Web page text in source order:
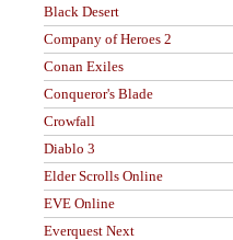
Black Desert
Company of Heroes 2
Conan Exiles
Conqueror's Blade
Crowfall
Diablo 3
Elder Scrolls Online
EVE Online
Everquest Next